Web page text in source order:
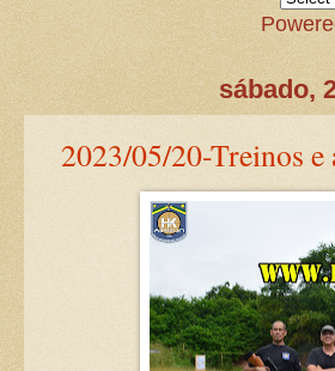
sábado,
2023/05/20-Treinos e